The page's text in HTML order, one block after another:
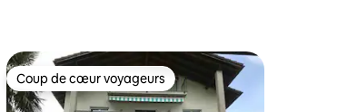
Coup de cœur voyageurs
Coup de cœur voyageurs